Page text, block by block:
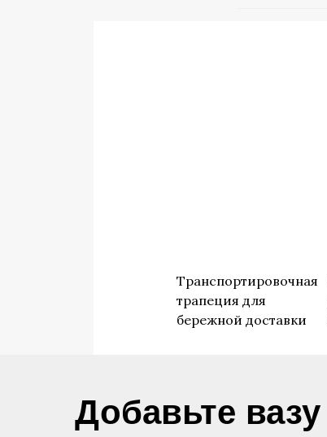
Транспортировочная
трапеция для
бережной доставки
​Добавьте вазу